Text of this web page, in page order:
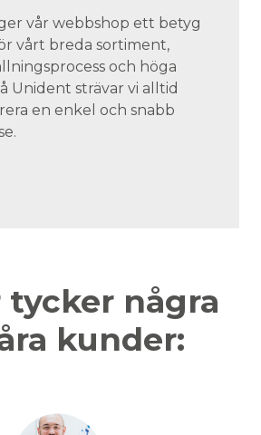
vår webbshop ett betyg
vårt breda sortiment,
och höga
Unident strävar vi alltid
en enkel och snabb
tycker några
kunder: